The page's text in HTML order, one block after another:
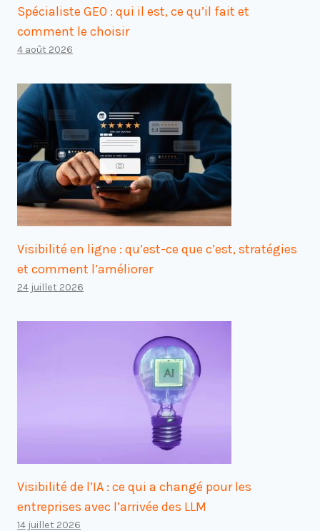
Spécialiste GEO : qui il est, ce qu’il fait et
comment le choisir
4 août 2026
Visibilité en ligne : qu’est-ce que c’est, stratégies
et comment l’améliorer
24 juillet 2026
Visibilité de l’IA : ce qui a changé pour les
entreprises avec l’arrivée des LLM
14 juillet 2026